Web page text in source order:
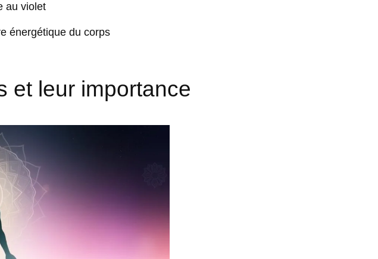
au violet
énergétique du corps
et leur importance